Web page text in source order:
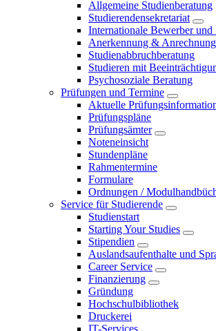
Allgemeine Studienberatung
Studierendensekretariat
Internationale Bewerber und
Anerkennung & Anrechnung
Studienabbruchberatung
Studieren mit
Psychosoziale Beratung
Prüfungen und Termine
Aktuelle
Prüfungspläne
Prüfungsämter
Noteneinsicht
Stundenpläne
Rahmentermine
Formulare
Ordnungen /
Service für Studierende
Studienstart
Starting Your Studies
Stipendien
Auslandsaufenthalte und
Career Service
Finanzierung
Gründung
Hochschulbibliothek
Druckerei
IT-Services